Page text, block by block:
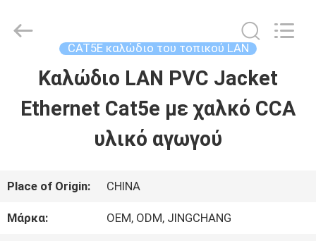
ΣΠΊΤΙ
ΠΡΟΪΌΝΤΑ
ΒΊΝΤΕΟ
ΠΕΡΊΠΟΥ
Jingchang
Cable
Reserved.
CAT5E καλώδιο του τοπικού LAN
Καλώδιο LAN PVC Jacket
Ethernet Cat5e με χαλκό CCA
υλικό αγωγού
Place of Origin: CHINA
Μάρκα: OEM, ODM, JINGCHANG